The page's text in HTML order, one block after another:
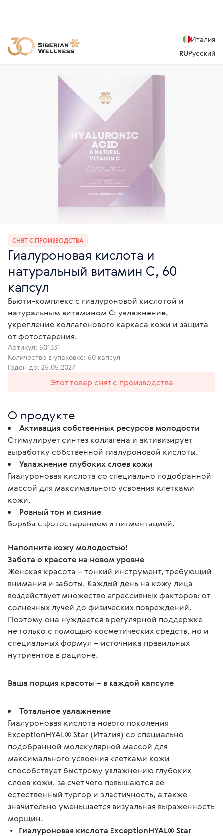
Италия
RUРусский
СНЯТ С ПРОИЗВОДСТВА
Гиалуроновая кислота и
натуральный витамин С, 60
капсул
Бьюти-комплекс с гиалуроновой кислотой и
натуральным витамином С: увлажнение,
укрепление коллагенового каркаса кожи и защита
от фотостарения.
Артикул: 501331
Количество в упаковке: 60 капсул
Годен до: 25.05.2027
Этот товар снят с производства
О продукте
Активация собственных ресурсов молодости
Стимулирует синтез коллагена и активизирует
выработку собственной гиалуроновой кислоты.
Увлажнение глубоких слоев кожи
Гиалуроновая кислота со специально подобранной
массой для максимального усвоения клетками
кожи.
Ровный тон и сияние
Борьба с фотостарением и пигментацией.
Наполните кожу молодостью!
Забота о красоте на новом уровне
Женская красота – тонкий инструмент, требующий
внимания и заботы. Каждый день на кожу лица
воздействует множество агрессивных факторов: от
солнечных лучей до физических повреждений.
Поэтому она нуждается в регулярной поддержке
не только с помощью косметических средств, но и
специальных формул – источника правильных
нутриентов в рационе.
Ваша порция красоты – в каждой капсуле
Тотальное увлажнение
Гиалуроновая кислота нового поколения
ЕхсерtionHYAL® Star (Италия) со специально
подобранной молекулярной массой для
максимального усвоения клетками кожи
способствует быстрому увлажнению глубоких
слоев кожи, за счет чего повышаются ее
естественный тургор и эластичность, а также
значительно уменьшается визуальная выраженность
морщин.
• Гиалуроновая кислота ExceptionHYAL® Star